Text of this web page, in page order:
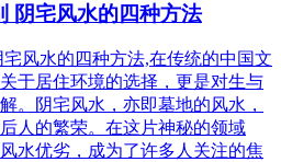
阴宅风水的四种方法
风水的四种方法,在传统的中国文
于居住环境的选择，更是对生与
。阴宅风水，亦即墓地的风水，
人的繁荣。在这片神秘的领域
水优劣，成为了许多人关注的焦